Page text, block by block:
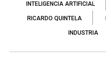
INTELIGENCIA ARTIFICIAL
RICARDO QUINTELA
INDUSTRIA